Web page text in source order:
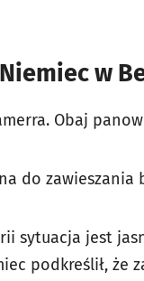
w
Obaj
do
sytuacja jest
podkreślił, że